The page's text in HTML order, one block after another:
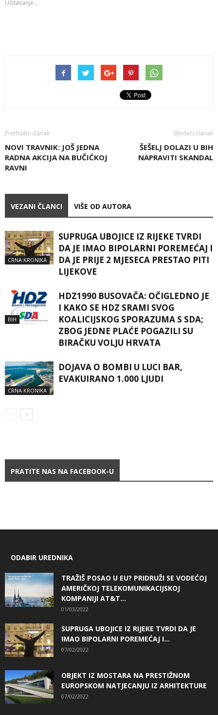
Učitavanje...
Prethodni članak
NOVI TRAVNIK: JOŠ JEDNA
RADNA AKCIJA NA BUČIĆKOJ
RAVNI
Sljedeći članak
ŠEŠELJ DOLAZI U BIH
NAPRAVITI SKANDAL
VEZANI ČLANCI VIŠE OD AUTORA
CRNA KRONIKA
SUPRUGA UBOJICE IZ RIJEKE TVRDI
DA JE IMAO BIPOLARNI POREMEĆAJ I
DA JE PRIJE 2 MJESECA PRESTAO PITI
LIJEKOVE
BIH
HDZ1990 BUSOVAČA: OČIGLEDNO JE
I KAKO SE HDZ SRAMI SVOG
KOALICIJSKOG SPORAZUMA S SDA;
ZBOG JEDNE PLAĆE POGAZILI SU
BIRAČKU VOLJU HRVATA
CRNA KRONIKA
DOJAVA O BOMBI U LUCI BAR,
EVAKUIRANO 1.000 LJUDI
PRATITE NAS NA FACEBOOK-U
ODABIR UREDNIKA
TRAŽIŠ POSAO U EU? PRIDRUŽI SE VODEĆOJ
AMERIČKOJ TELEKOMUNIKACIJSKOJ
KOMPANIJI AT&T...
01/03/2022
SUPRUGA UBOJICE IZ RIJEKE TVRDI DA JE
IMAO BIPOLARNI POREMEĆAJ I...
07/02/2022
OBJEKT IZ MOSTARA NA PRESTIŽNOM
EUROPSKOM NATJECANJU IZ ARHITEKTURE
07/02/2022